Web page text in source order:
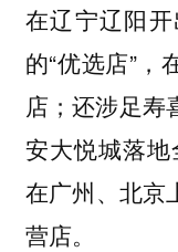
在辽宁辽阳
的“优选店”，
店；还涉足寿
安大悦城落
在广州、北京
营店。